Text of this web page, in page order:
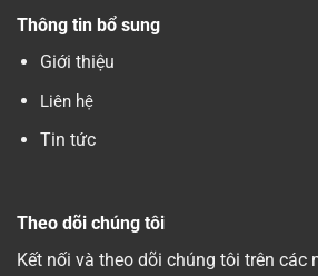
Thông tin bổ sung
Giới thiệu
Liên hệ
Tin tức
Theo dõi chúng tôi
Kết nối và theo dõi chúng tôi trên các